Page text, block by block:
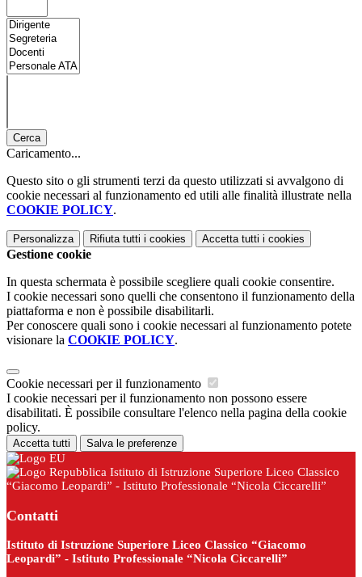
Cerca
Caricamento...
Questo sito o gli strumenti terzi da questo utilizzati si avvalgono di
cookie necessari al funzionamento ed utili alle finalità illustrate nella
COOKIE POLICY.
Personalizza Rifiuta tutti i cookies Accetta tutti i cookies
Gestione cookie
In questa schermata è possibile scegliere quali cookie consentire.
I cookie necessari sono quelli che consentono il funzionamento della
piattaforma e non è possibile disabilitarli.
Per conoscere quali sono i cookie necessari al funzionamento potete
visionare la COOKIE POLICY.
Cookie necessari per il funzionamento
I cookie necessari per il funzionamento non possono essere
disabilitati. È possibile consultare l'elenco nella pagina della cookie
policy.
Accetta tutti Salva le preferenze
Istituto di Istruzione Superiore Liceo Classico
“Giacomo Leopardi” - Istituto Professionale “Nicola Ciccarelli”
Contatti
Istituto di Istruzione Superiore Liceo Classico “Giacomo
Leopardi” - Istituto Professionale “Nicola Ciccarelli”